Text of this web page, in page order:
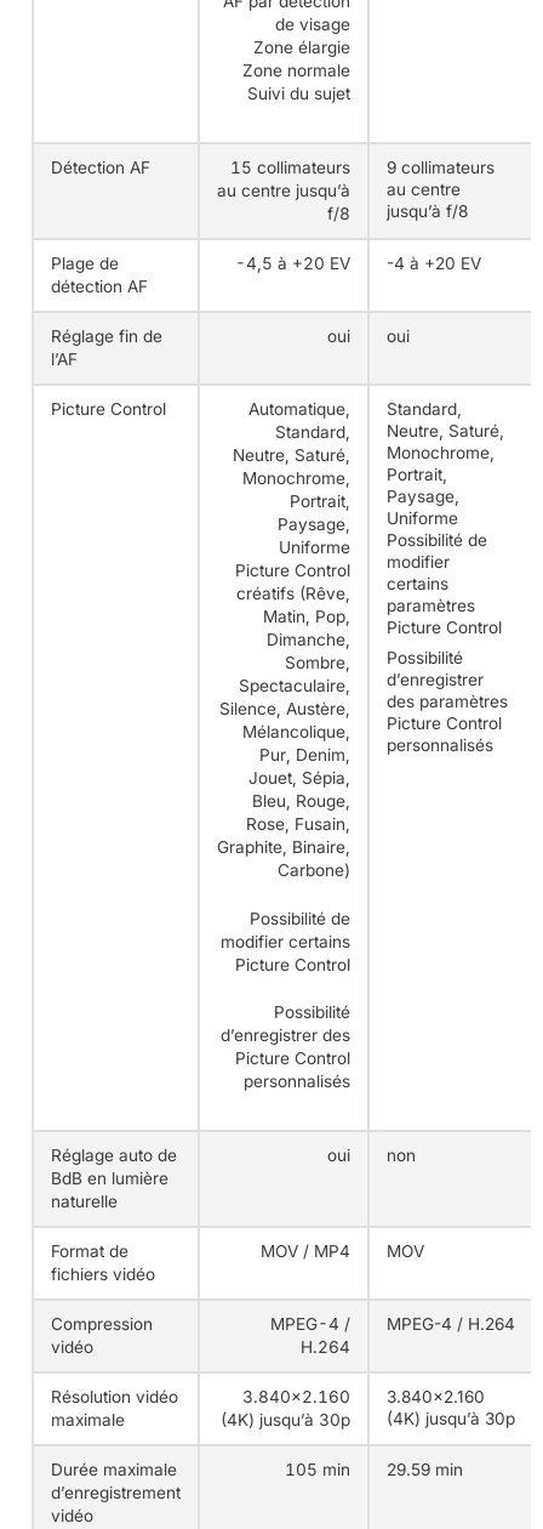
de visage
Zone élargie
Zone normale
Suivi du sujet
Détection AF
15 collimateurs
au centre jusqu’à
f/8
9 collimateurs
au centre
jusqu’à f/8
Plage de
détection AF
-4,5 à +20 EV -4 à +20 EV
Réglage fin de
l’AF
oui oui
Picture Control
Automatique,
Standard,
Neutre, Saturé,
Monochrome,
Portrait,
Paysage,
Uniforme
Picture Control
créatifs (Rêve,
Matin, Pop,
Dimanche,
Sombre,
Spectaculaire,
Silence, Austère,
Mélancolique,
Pur, Denim,
Jouet, Sépia,
Bleu, Rouge,
Rose, Fusain,
Graphite, Binaire,
Carbone)
Possibilité de
modifier certains
Picture Control
Possibilité
d’enregistrer des
Picture Control
personnalisés
Standard,
Neutre, Saturé,
Monochrome,
Portrait,
Paysage,
Uniforme
Possibilité de
modifier
certains
paramètres
Picture Control
Possibilité
d’enregistrer
des paramètres
Picture Control
personnalisés
Réglage auto de
BdB en lumière
naturelle
oui non
Format de
fichiers vidéo
MOV / MP4 MOV
Compression
vidéo
MPEG-4 /
H.264
MPEG-4 / H.264
Résolution vidéo
maximale
3.840×2.160
(4K) jusqu’à 30p
3.840×2.160
(4K) jusqu’à 30p
Durée maximale
d’enregistrement
vidéo
105 min 29.59 min